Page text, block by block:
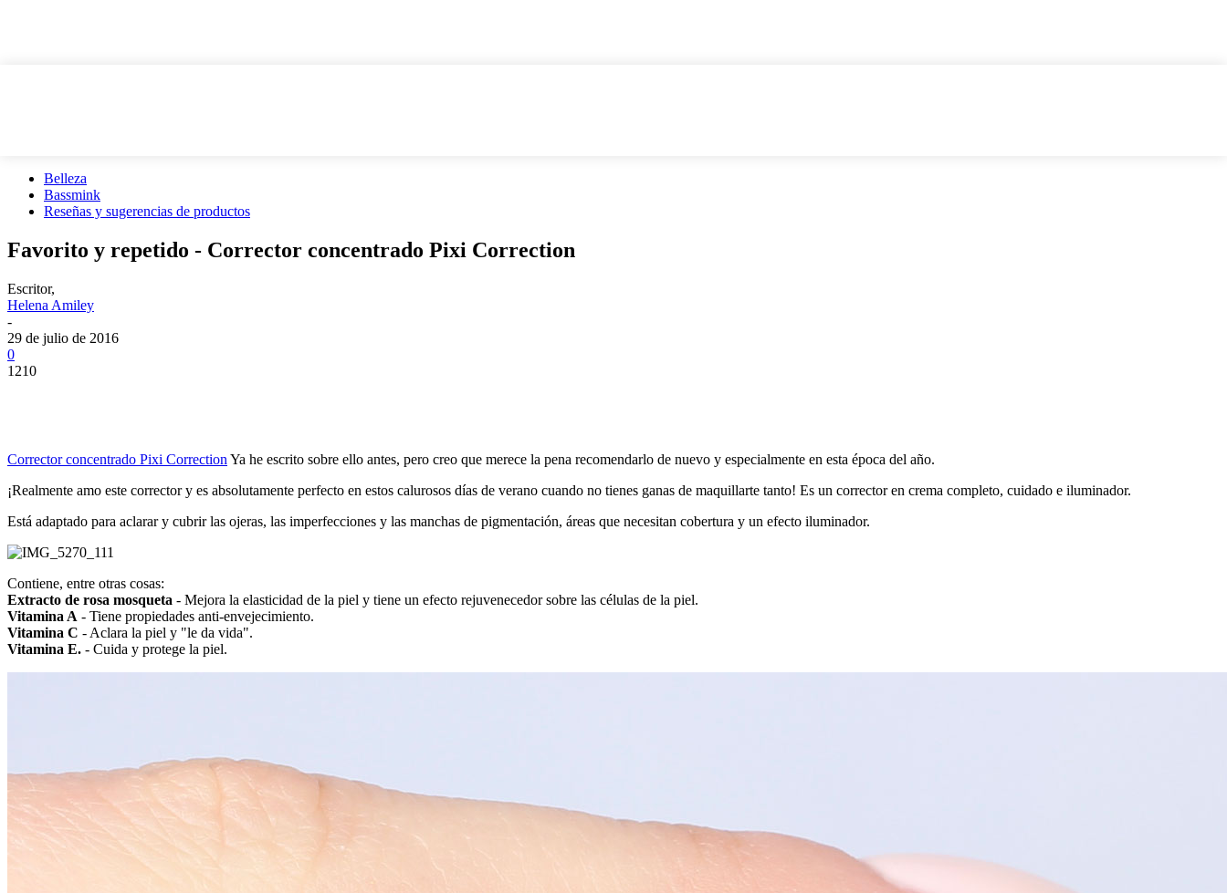
Belleza
Bassmink
Reseñas y sugerencias de productos
Favorito y repetido - Corrector concentrado Pixi Correction
Escritor,
Helena Amiley
-
29 de julio de 2016
0
1210
Corrector concentrado Pixi Correction Ya he escrito sobre ello antes, pero creo que merece la pena recomendarlo de nuevo y especialmente en esta época del año.
¡Realmente amo este corrector y es absolutamente perfecto en estos calurosos días de verano cuando no tienes ganas de maquillarte tanto! Es un corrector en crema completo, cuidado e iluminador.
Está adaptado para aclarar y cubrir las ojeras, las imperfecciones y las manchas de pigmentación, áreas que necesitan cobertura y un efecto iluminador.
Contiene, entre otras cosas:
Extracto de rosa mosqueta - Mejora la elasticidad de la piel y tiene un efecto rejuvenecedor sobre las células de la piel.
Vitamina A - Tiene propiedades anti-envejecimiento.
Vitamina C - Aclara la piel y "le da vida".
Vitamina E. - Cuida y protege la piel.